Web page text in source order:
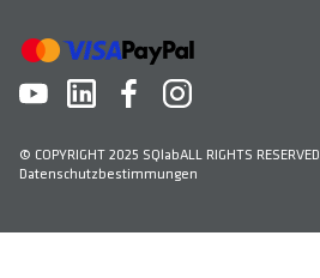
© COPYRIGHT 2025 SQlabALL RIGHTS RESERVED
Datenschutzbestimmungen